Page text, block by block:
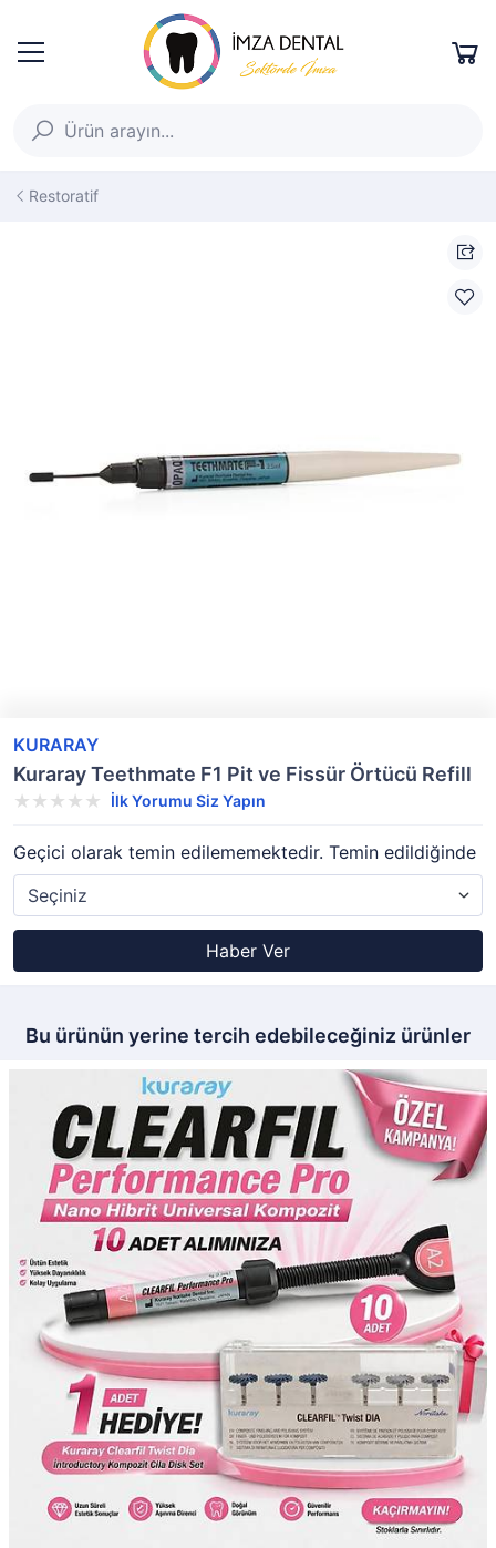
Restoratif
KURARAY
Kuraray Teethmate F1 Pit ve Fissür Örtücü Refill
İlk Yorumu Siz Yapın
Geçici olarak temin edilememektedir. Temin edildiğinde
Haber Ver
Bu ürünün yerine tercih edebileceğiniz ürünler